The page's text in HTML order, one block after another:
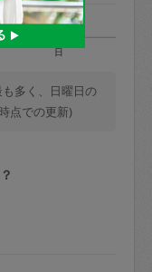
金額の100%
セル＝依頼
合、毎週定
回までキャ
日
多く、日曜日の
点での更新)